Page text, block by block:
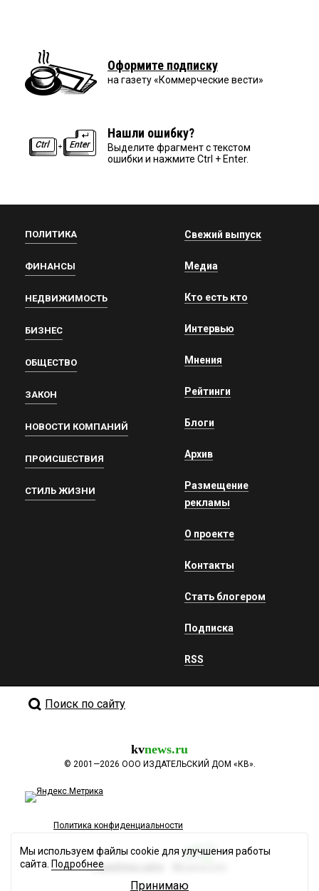
Оформите подписку
на газету «Коммерческие вести»
Нашли ошибку?
Выделите фрагмент с текстом
ошибки и нажмите Ctrl + Enter.
ПОЛИТИКА
ФИНАНСЫ
НЕДВИЖИМОСТЬ
БИЗНЕС
ОБЩЕСТВО
ЗАКОН
НОВОСТИ КОМПАНИЙ
ПРОИСШЕСТВИЯ
СТИЛЬ ЖИЗНИ
Свежий выпуск
Медиа
Кто есть кто
Интервью
Мнения
Рейтинги
Блоги
Архив
Размещение
рекламы
О проекте
Контакты
Стать блогером
Подписка
RSS
Поиск по сайту
kvnews.ru
© 2001—2026 ООО ИЗДАТЕЛЬСКИЙ ДОМ «КВ».
Политика конфиденциальности
Разработка сайта
Мы используем файлы cookie для улучшения работы
сайта. Подробнее
Принимаю